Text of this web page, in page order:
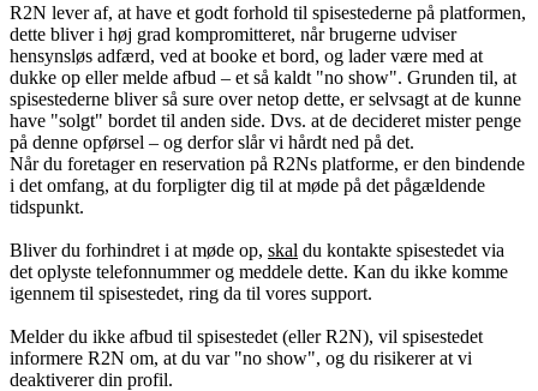
R2N lever af, at have et godt forhold til spisestederne på platformen,
dette bliver i høj grad kompromitteret, når brugerne udviser
hensynsløs adfærd, ved at booke et bord, og lader være med at
dukke op eller melde afbud – et så kaldt "no show". Grunden til, at
spisestederne bliver så sure over netop dette, er selvsagt at de kunne
have "solgt" bordet til anden side. Dvs. at de decideret mister penge
på denne opførsel – og derfor slår vi hårdt ned på det.
Når du foretager en reservation på R2Ns platforme, er den bindende
i det omfang, at du forpligter dig til at møde på det pågældende
tidspunkt.
Bliver du forhindret i at møde op, skal du kontakte spisestedet via
det oplyste telefonnummer og meddele dette. Kan du ikke komme
igennem til spisestedet, ring da til vores support.
Melder du ikke afbud til spisestedet (eller R2N), vil spisestedet
informere R2N om, at du var "no show", og du risikerer at vi
deaktiverer din profil.